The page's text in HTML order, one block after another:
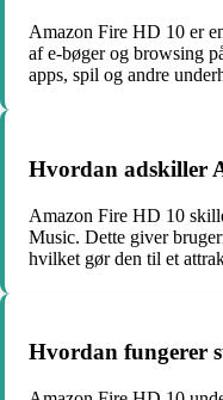
Amazon Fire HD 10 er
af e-bøger og browsing
apps, spil og andre
Hvordan adskiller
Amazon Fire HD 10
Music. Dette giver
hvilket gør den til et
Hvordan fungerer